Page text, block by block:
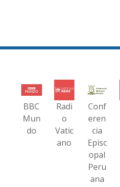
BBC
Mun
do
Radi
o
Vatic
ano
Conf
eren
cia
Episc
opal
Peru
ana